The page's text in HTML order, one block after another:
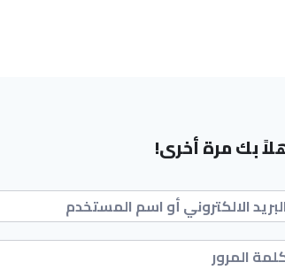
بك مرة أخرى!